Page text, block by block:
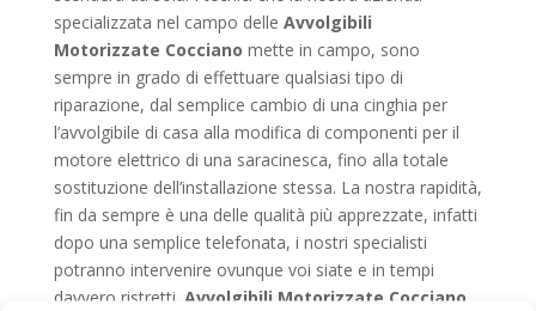
specializzata nel campo delle Avvolgibili
Motorizzate Cocciano mette in campo, sono
sempre in grado di effettuare qualsiasi tipo di
riparazione, dal semplice cambio di una cinghia per
l’avvolgibile di casa alla modifica di componenti per il
motore elettrico di una saracinesca, fino alla totale
sostituzione dell’installazione stessa. La nostra rapidità,
fin da sempre è una delle qualità più apprezzate, infatti
dopo una semplice telefonata, i nostri specialisti
potranno intervenire ovunque voi siate e in tempi
davvero ristretti. Avvolgibili Motorizzate Cocciano,